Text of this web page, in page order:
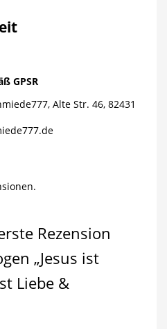
GPSR
Alte Str. 46, 82431
Rezension
„Jesus ist
Liebe &